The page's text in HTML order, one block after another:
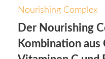
Nourishing Complex
Der Nourishing
Kombination